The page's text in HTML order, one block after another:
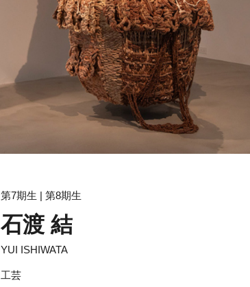
第7期生 | 第8期生
石渡 結
YUI ISHIWATA
工芸